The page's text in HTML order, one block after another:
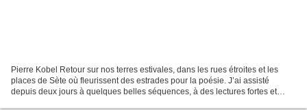
Pierre Kobel Retour sur nos terres estivales, dans les rues étroites et les
places de Sète où fleurissent des estrades pour la poésie. J’ai assisté
depuis deux jours à quelques belles séquences, à des lectures fortes et